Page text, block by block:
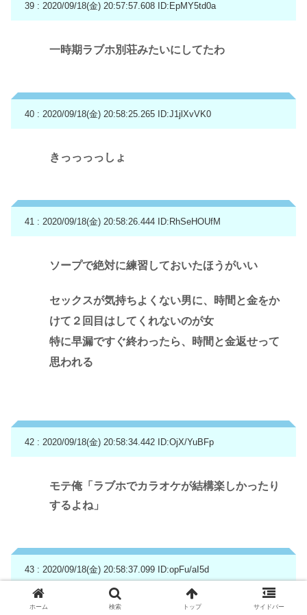
39 : 2020/09/18(金) 20:57:57.608 ID:EpMY5td0a
一時期ラブホ別荘みたいにしてたわ
40 : 2020/09/18(金) 20:58:25.265 ID:J1jlXvVK0
きっっっっしょ
41 : 2020/09/18(金) 20:58:26.444 ID:RhSeHOUfM
ソープで絶対に練習しておいたほうがいい
セックスが気持ちよくない男に、時間と金をか
けて２回目はしてくれないのが女
特に早漏ですぐ終わったら、時間と金返せって
思われる
42 : 2020/09/18(金) 20:58:34.442 ID:OjX/YuBFp
モテ俺「ラブホでカラオケが結構楽しかったり
するよね」
43 : 2020/09/18(金) 20:58:37.099 ID:opFu/aI5d
ホーム 検索 トップ サイドバー